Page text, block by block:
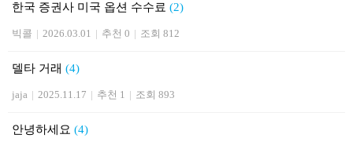
한국 증권사 미국 옵션 수수료 (2)
빅콜 | 2026.03.01 | 추천 0 | 조회 812
델타 거래 (4)
jaja | 2025.11.17 | 추천 1 | 조회 893
안녕하세요 (4)